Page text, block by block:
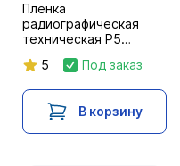
Пленка
радиографическая
техническая Р5
пролож.бумагой
5 Под заказ
В корзину